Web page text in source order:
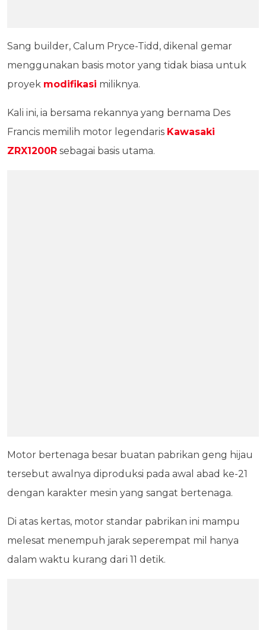
Sang builder, Calum Pryce-Tidd, dikenal gemar
menggunakan basis motor yang tidak biasa untuk
proyek modifikasi miliknya.
Kali ini, ia bersama rekannya yang bernama Des
Francis memilih motor legendaris Kawasaki
ZRX1200R sebagai basis utama.
Motor bertenaga besar buatan pabrikan geng hijau
tersebut awalnya diproduksi pada awal abad ke-21
dengan karakter mesin yang sangat bertenaga.
Di atas kertas, motor standar pabrikan ini mampu
melesat menempuh jarak seperempat mil hanya
dalam waktu kurang dari 11 detik.